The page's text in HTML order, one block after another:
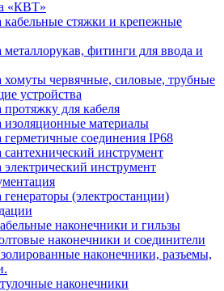
«КВТ»
кабельные стяжки и крепежные
металлорукав, фитинги для ввода и
хомуты червячные, силовые, трубные
устройства
протяжку для кабеля
изоляционные материалы
герметичные соединения IP68
сантехнический инструмент
электрический инструмент
(электростанции)
наконечники и гильзы
наконечники и соединители
наконечники, разъемы,
наконечники